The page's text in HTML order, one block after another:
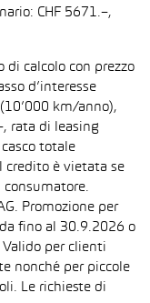
CHF 5671.–,
di calcolo con prezzo
d’interesse
km/anno),
rata di leasing
totale
credito è vietata se
Promozione per
fino al 30.9.2026 o
per clienti
nonché per piccole
Le richieste di